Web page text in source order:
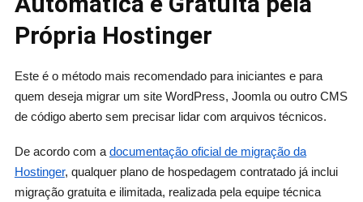
Própria Hostinger
Este é o método mais recomendado para iniciantes e para
quem deseja migrar um site WordPress, Joomla ou outro CMS
de código aberto sem precisar lidar com arquivos técnicos.
De acordo com a documentação oficial de migração da
Hostinger, qualquer plano de hospedagem contratado já inclui
migração gratuita e ilimitada, realizada pela equipe técnica